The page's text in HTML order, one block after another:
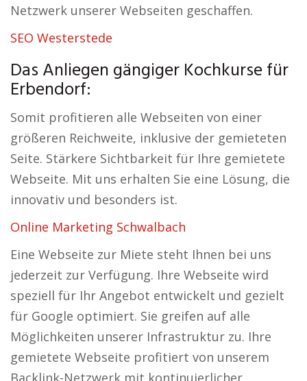
Netzwerk unserer Webseiten geschaffen.
SEO Westerstede
Das Anliegen gängiger Kochkurse für
Erbendorf:
Somit profitieren alle Webseiten von einer
größeren Reichweite, inklusive der gemieteten
Seite. Stärkere Sichtbarkeit für Ihre gemietete
Webseite. Mit uns erhalten Sie eine Lösung, die
innovativ und besonders ist.
Online Marketing Schwalbach
Eine Webseite zur Miete steht Ihnen bei uns
jederzeit zur Verfügung. Ihre Webseite wird
speziell für Ihr Angebot entwickelt und gezielt
für Google optimiert. Sie greifen auf alle
Möglichkeiten unserer Infrastruktur zu. Ihre
gemietete Webseite profitiert von unserem
Backlink-Netzwerk mit kontinuierlicher